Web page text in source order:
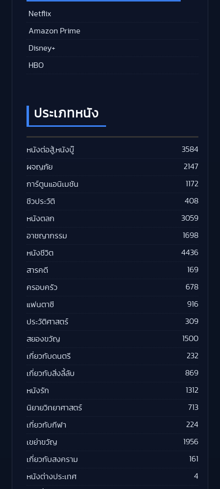
Netflix
Amazon Prime
Disney+
HBO
ประเภทหนัง
หนังต่อสู้,หนังบู๊ 3584
ผจญภัย 2147
การ์ตูนแอนิเมชัน 1172
ชีวประวัติ 408
หนังตลก 3059
อาชญากรรม 1698
หนังชีวิต 4436
สารคดี 169
ครอบครัว 678
แฟนตาซี 916
ประวัติศาสตร์ 309
สยองขวัญ 1500
เกี่ยวกับดนตรี 232
เกี่ยวกับสิ่งลี้ลับ 869
หนังรัก 1312
นิยายวิทยาศาสตร์ 713
เกี่ยวกับกีฬา 224
เขย่าขวัญ 1956
เกี่ยวกับสงคราม 161
หนังต่างประเทศ 4